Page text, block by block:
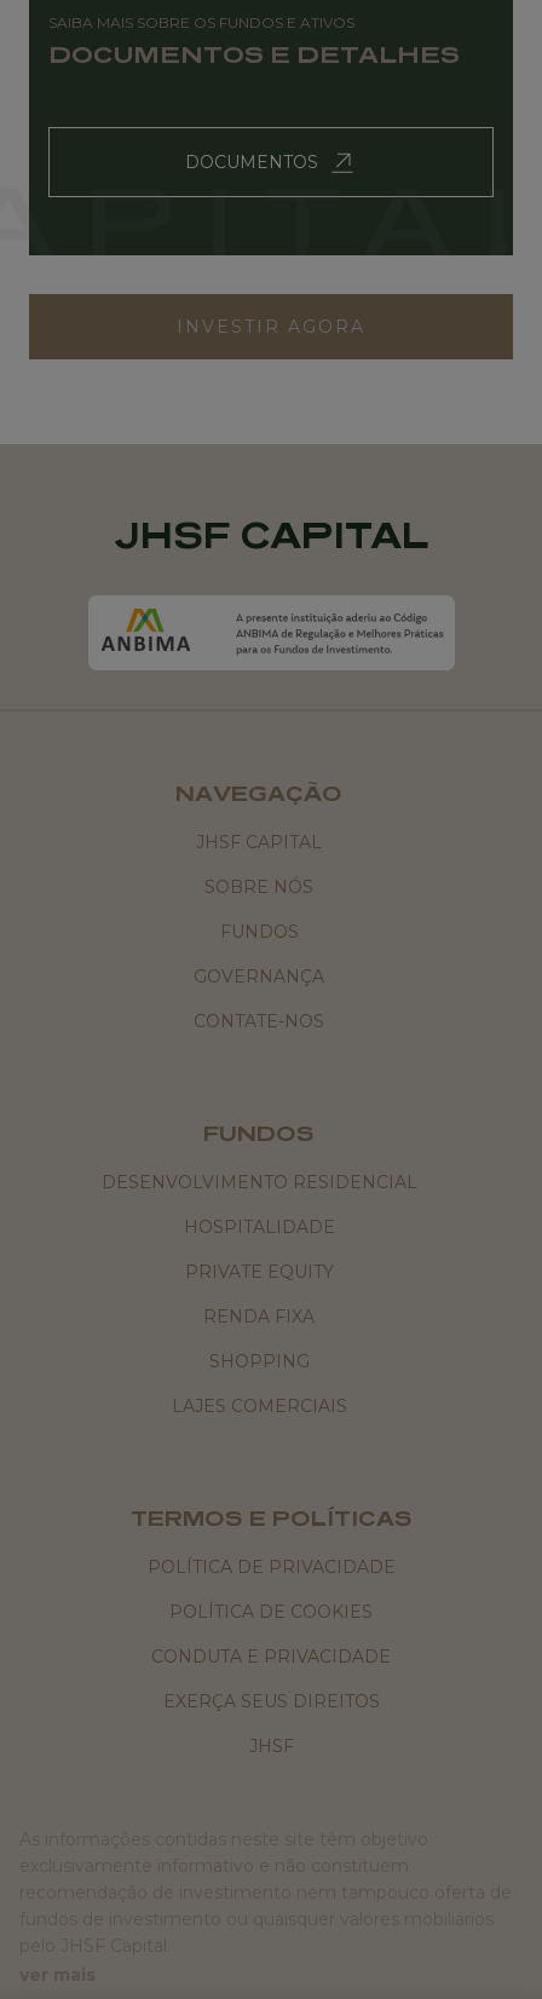
SAIBA MAIS SOBRE OS FUNDOS E ATIVOS
DOCUMENTOS E DETALHES
DOCUMENTOS
INVESTIR AGORA
JHSF CAPITAL
NAVEGAÇÃO
JHSF CAPITAL
SOBRE NÓS
FUNDOS
GOVERNANÇA
CONTATE-NOS
FUNDOS
DESENVOLVIMENTO RESIDENCIAL
HOSPITALIDADE
PRIVATE EQUITY
RENDA FIXA
SHOPPING
LAJES COMERCIAIS
TERMOS E POLÍTICAS
POLÍTICA DE PRIVACIDADE
POLÍTICA DE COOKIES
CONDUTA E PRIVACIDADE
EXERÇA SEUS DIREITOS
JHSF